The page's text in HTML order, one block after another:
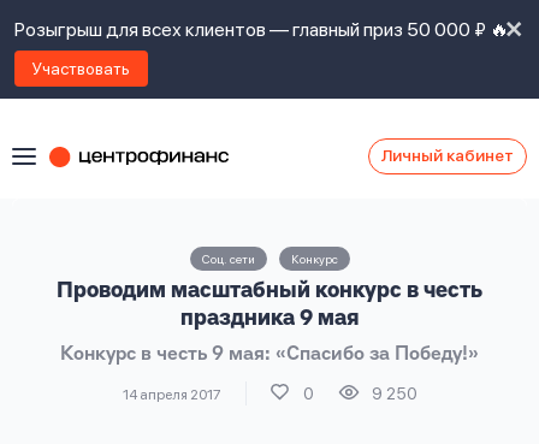
Розыгрыш для всех клиентов — главный приз 50 000 ₽ 🔥
Участвовать
Личный кабинет
Соц. сети Конкурс
Проводим масштабный конкурс в честь
праздника 9 мая
Конкурс в честь 9 мая: «Спасибо за Победу!»
14 апреля 2017 0 9 250
Наши с
займов,
политикой